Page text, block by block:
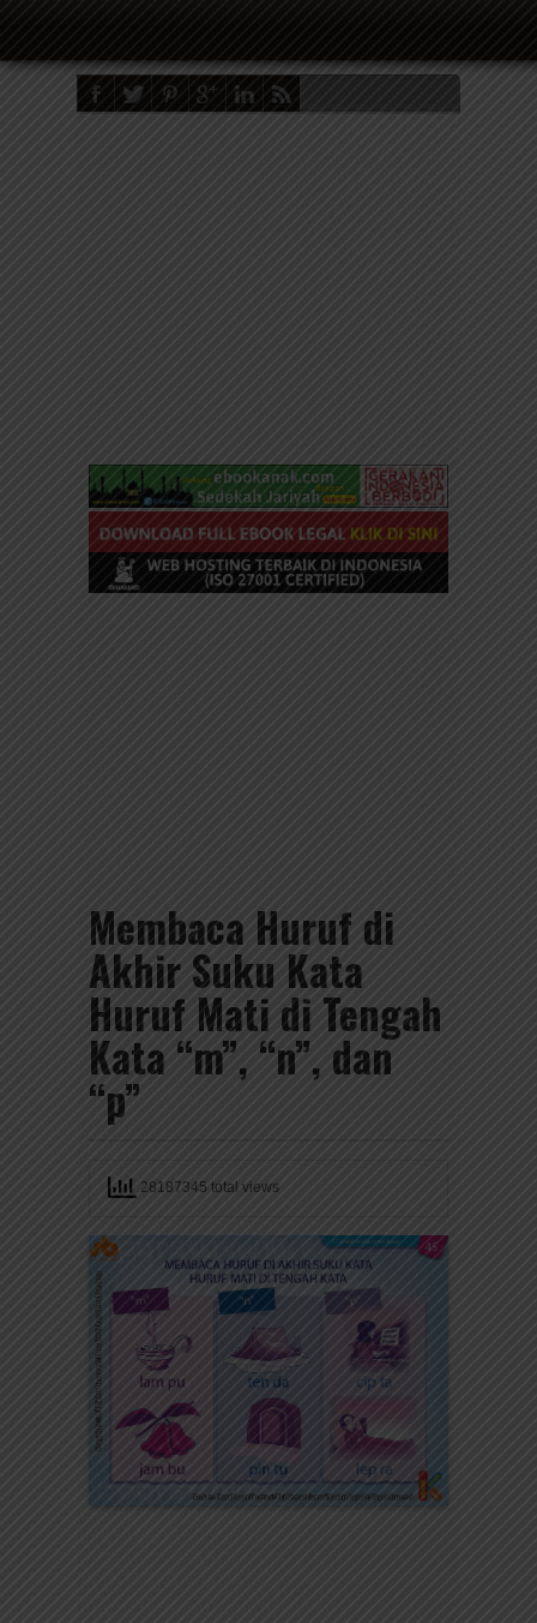
Membaca Huruf di
Akhir Suku Kata
Huruf Mati di Tengah
Kata “m”, “n”, dan
“p”
28187345 total views